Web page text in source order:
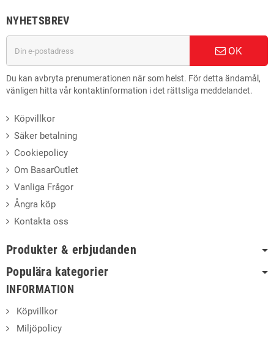
NYHETSBREV
OK
Du kan avbryta prenumerationen när som helst. För detta ändamål,
vänligen hitta vår kontaktinformation i det rättsliga meddelandet.
Köpvillkor
Säker betalning
Cookiepolicy
Om BasarOutlet
Vanliga Frågor
Ångra köp
Kontakta oss
Produkter & erbjudanden
Populära kategorier
INFORMATION
Köpvillkor
Miljöpolicy